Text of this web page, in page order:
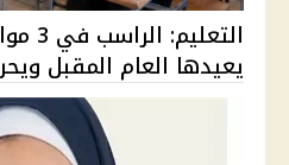
يعيدها العام المقبل